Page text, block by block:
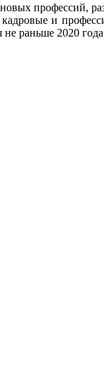
профессий,
и
не раньше 2020